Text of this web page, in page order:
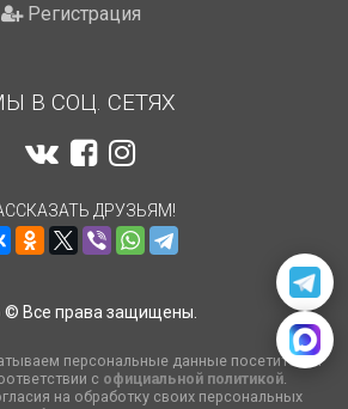
Регистрация
В СОЦ. СЕТЯХ
ДРУЗЬЯМ!
© Все права защищены.
персональные данные посетителей
с официальной политикой.
на обработку своих персональных